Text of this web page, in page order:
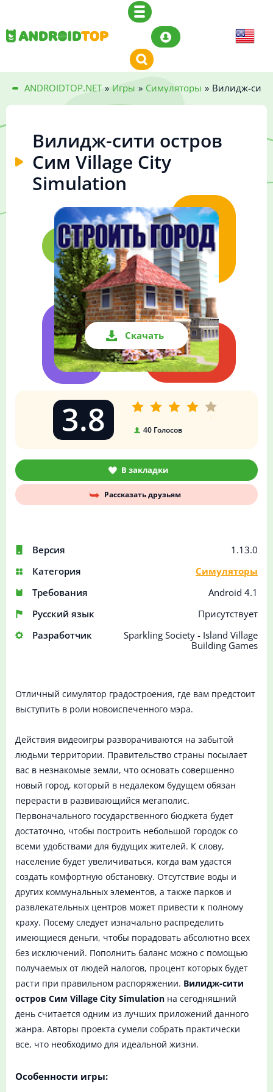
ANDROIDTOP.NET » Игры » Симуляторы » Вилидж-сити
Вилидж-сити остров
Сим Village City
Simulation
Скачать
Версия
1.13.0
Категория
Симуляторы
Требования
Android 4.1
Русский язык
Присутствует
Разработчик
Sparkling Society - Island Village
Building Games
3.8 40 Голосов
В закладки
Рассказать друзьям
Отличный симулятор градостроения, где вам предстоит
выступить в роли новоиспеченного мэра.
Действия видеоигры разворачиваются на забытой
людьми территории. Правительство страны посылает
вас в незнакомые земли, что основать совершенно
новый город, который в недалеком будущем обязан
перерасти в развивающийся мегаполис.
Первоначального государственного бюджета будет
достаточно, чтобы построить небольшой городок со
всеми удобствами для будущих жителей. К слову,
население будет увеличиваться, когда вам удастся
создать комфортную обстановку. Отсутствие воды и
других коммунальных элементов, а также парков и
развлекательных центров может привести к полному
краху. Посему следует изначально распределить
имеющиеся деньги, чтобы порадовать абсолютно всех
без исключений. Пополнить баланс можно с помощью
получаемых от людей налогов, процент которых будет
расти при правильном распоряжении. Вилидж-сити
остров Сим Village City Simulation на сегодняшний
день считается одним из лучших приложений данного
жанра. Авторы проекта сумели собрать практически
все, что необходимо для идеальной жизни.
Особенности игры: